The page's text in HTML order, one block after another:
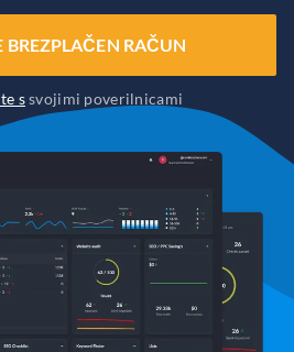
BREZPLAČEN RAČUN
ssvojimi poverilnicami